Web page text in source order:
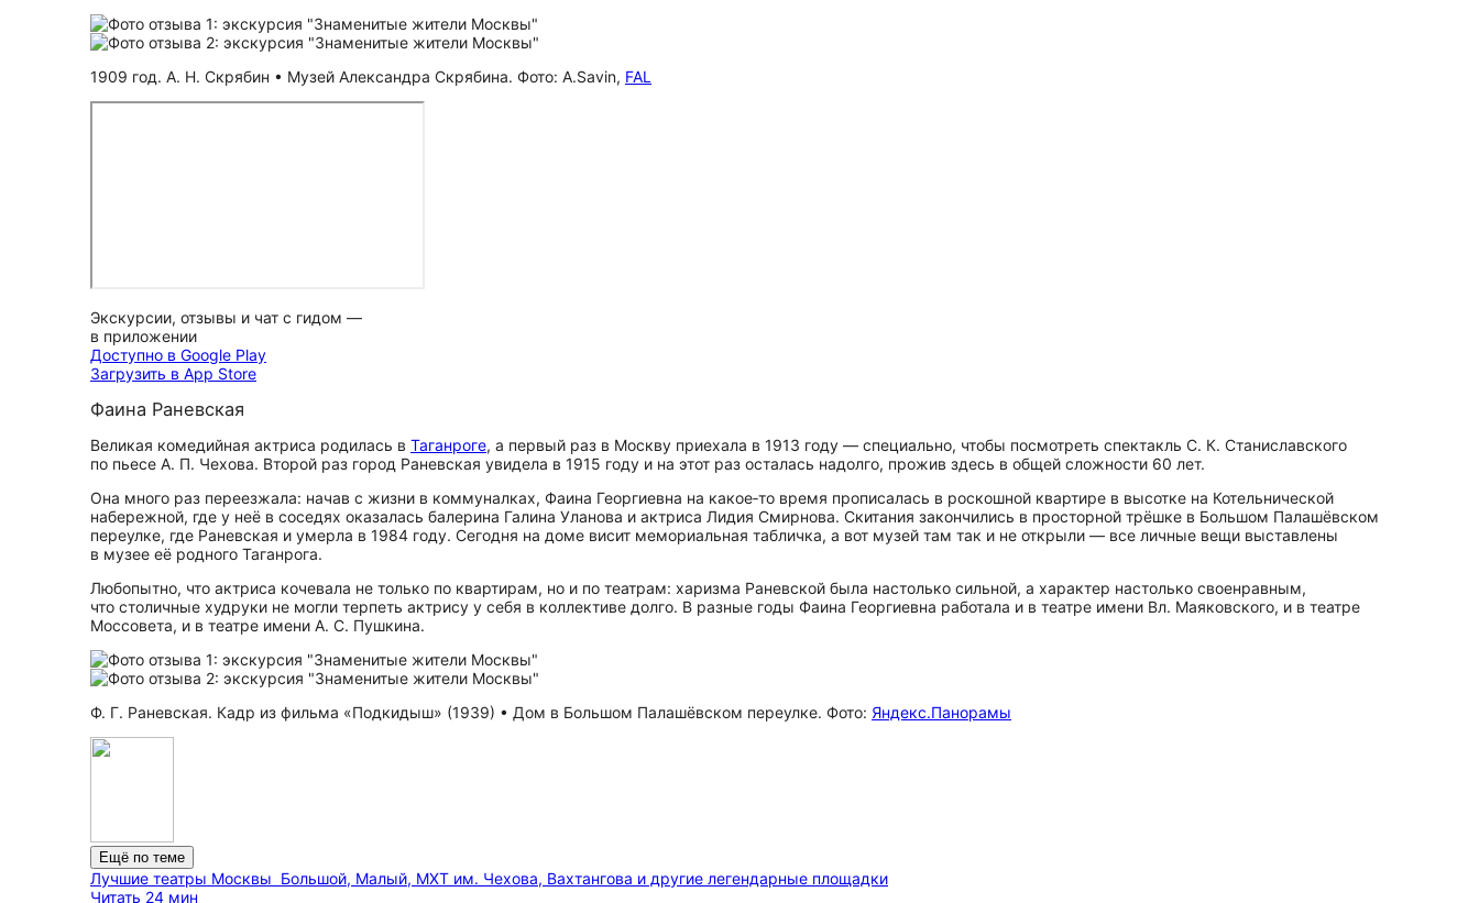
1909 год. А. Н. Скрябин • Музей Александра Скрябина. Фото: A.Savin, FAL
Экскурсии, отзывы и чат с гидом —
в приложении
Доступно в Google Play
Загрузить в App Store
Фаина Раневская
Великая комедийная актриса родилась в Таганроге, а первый раз в Москву приехала в 1913 году — специально, чтобы посмотреть спектакль С. К. Станиславского
по пьесе А. П. Чехова. Второй раз город Раневская увидела в 1915 году и на этот раз осталась надолго, прожив здесь в общей сложности 60 лет.
Она много раз переезжала: начав с жизни в коммуналках, Фаина Георгиевна на какое‑то время прописалась в роскошной квартире в высотке на Котельнической
набережной, где у неё в соседях оказалась балерина Галина Уланова и актриса Лидия Смирнова. Скитания закончились в просторной трёшке в Большом Палашёвском
переулке, где Раневская и умерла в 1984 году. Сегодня на доме висит мемориальная табличка, а вот музей там так и не открыли — все личные вещи выставлены
в музее её родного Таганрога.
Любопытно, что актриса кочевала не только по квартирам, но и по театрам: харизма Раневской была настолько сильной, а характер настолько своенравным,
что столичные худруки не могли терпеть актрису у себя в коллективе долго. В разные годы Фаина Георгиевна работала и в театре имени Вл. Маяковского, и в театре
Моссовета, и в театре имени А. С. Пушкина.
Ф. Г. Раневская. Кадр из фильма «Подкидыш» (1939) • Дом в Большом Палашёвском переулке. Фото: Яндекс.Панорамы
Ещё по теме
Лучшие театры Москвы Большой, Малый, МХТ им. Чехова, Вахтангова и другие легендарные площадки
Читать 24 мин